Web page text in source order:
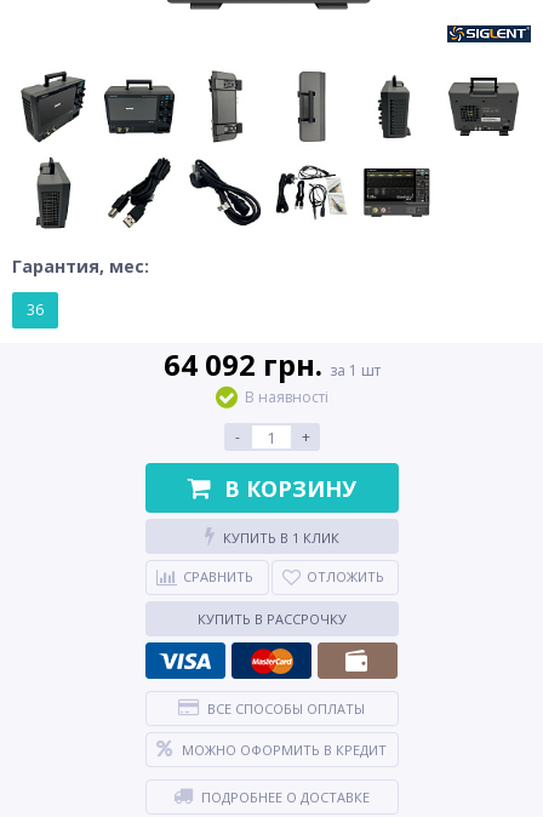
Гарантия, мес:
36
64 092 грн. за 1 шт
В наявності
-
+
В КОРЗИНУ
КУПИТЬ В 1 КЛИК
СРАВНИТЬ ОТЛОЖИТЬ
КУПИТЬ В РАССРОЧКУ
ВСЕ СПОСОБЫ ОПЛАТЫ
МОЖНО ОФОРМИТЬ В КРЕДИТ
ПОДРОБНЕЕ О ДОСТАВКЕ